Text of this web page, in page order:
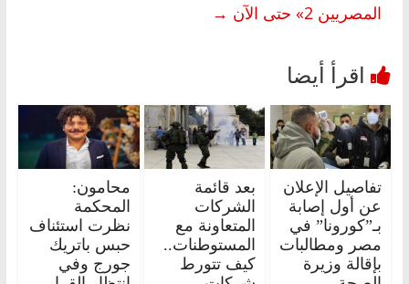
المصريين 2» حتى الآن
→
تفاصيل الإعلان
عن أول إصابة
بـ”كورونا” في
مصر ومطالبات
بإقالة وزيرة
بعد قائمة
الشركات
المتعاونة مع
المستوطنات..
كيف تتورط
محامون:
المحكمة
نظرت استئناف
حبس باتريك
جورج وفي